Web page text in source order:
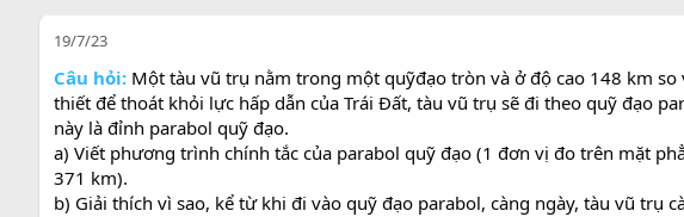
19/7/23
Câu hỏi: Một tàu vũ trụ nằm trong một quỹđạo tròn và ở độ cao 148 km
thiết để thoát khỏi lực hấp dẫn của Trái Đất, tàu vũ trụ sẽ đi theo quỹ đạo
này là đỉnh parabol quỹ đạo.
a) Viết phương trình chính tắc của parabol quỹ đạo (1 đơn vị đo trên mặt
371 km).
b) Giải thích vì sao, kể từ khi đi vào quỹ đạo parabol, càng ngày, tàu vũ trụ